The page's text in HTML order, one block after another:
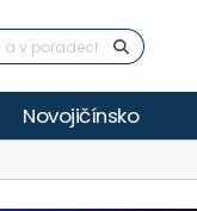
Novojičínsko